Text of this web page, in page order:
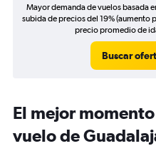
Mayor demanda de vuelos basada
subida de precios del 19% (aumento
precio promedio de
Buscar
El mejor
vuelo de